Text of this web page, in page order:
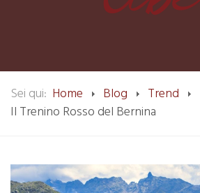
Sei qui: Home Blog
Trend
Il Trenino Rosso del Bernina